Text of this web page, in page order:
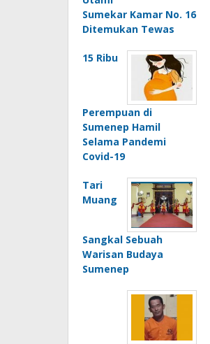
Sumekar Kamar No. 16
Ditemukan Tewas
15 Ribu
Perempuan di
Sumenep Hamil
Selama Pandemi
Covid-19
Tari
Muang
Sangkal Sebuah
Warisan Budaya
Sumenep